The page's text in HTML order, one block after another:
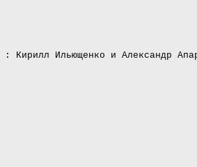
: Кирилл Ильющенко и Александр